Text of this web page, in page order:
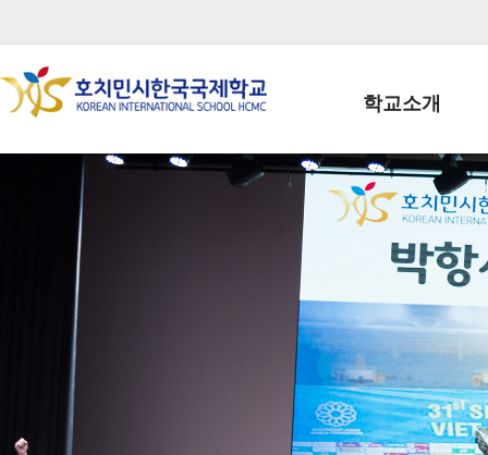
학교소개
학교장인사말
학생회장인사말
학교상징
학교 CI
교직원현황
학생현황
위치/전화